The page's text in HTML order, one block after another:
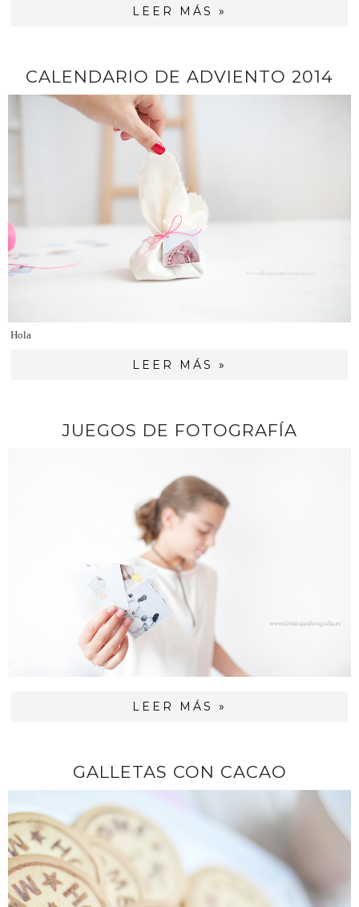
LEER MÁS »
CALENDARIO DE ADVIENTO 2014
Hola
LEER MÁS »
JUEGOS DE FOTOGRAFÍA
LEER MÁS »
GALLETAS CON CACAO